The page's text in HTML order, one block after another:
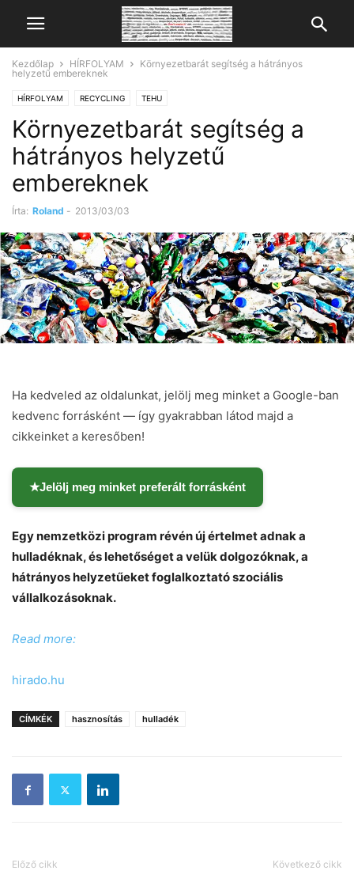
Kezdőlap HÍRFOLYAM
Környezetbarát segítség a hátrányos
helyzetű embereknek
HÍRFOLYAM RECYCLING TEHU
Környezetbarát segítség a
hátrányos helyzetű
embereknek
Írta: Roland - 2013/03/03
Ha kedveled az oldalunkat, jelölj meg minket a Google-ban
kedvenc forrásként — így gyakrabban látod majd a
cikkeinket a keresőben!
★Jelölj meg minket preferált forrásként
Egy nemzetközi program révén új értelmet adnak a
hulladéknak, és lehetőséget a velük dolgozóknak, a
hátrányos helyzetűeket foglalkoztató szociális
vállalkozásoknak.
Read more:
hirado.hu
CÍMKÉK hasznosítás hulladék
Előző cikk Következő cikk
Chat Mr wAIste
Helló! Miben segíthetek ma?